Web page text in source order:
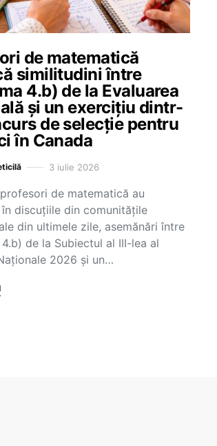
de matematică
similitudini între
4.b) de la Evaluarea
și un exercițiu dintr-
de selecție pentru
în Canada
3 iulie 2026
de matematică au
discuțiile din comunitățile
din ultimele zile, asemănări între
de la Subiectul al III-lea al
2026 și un…